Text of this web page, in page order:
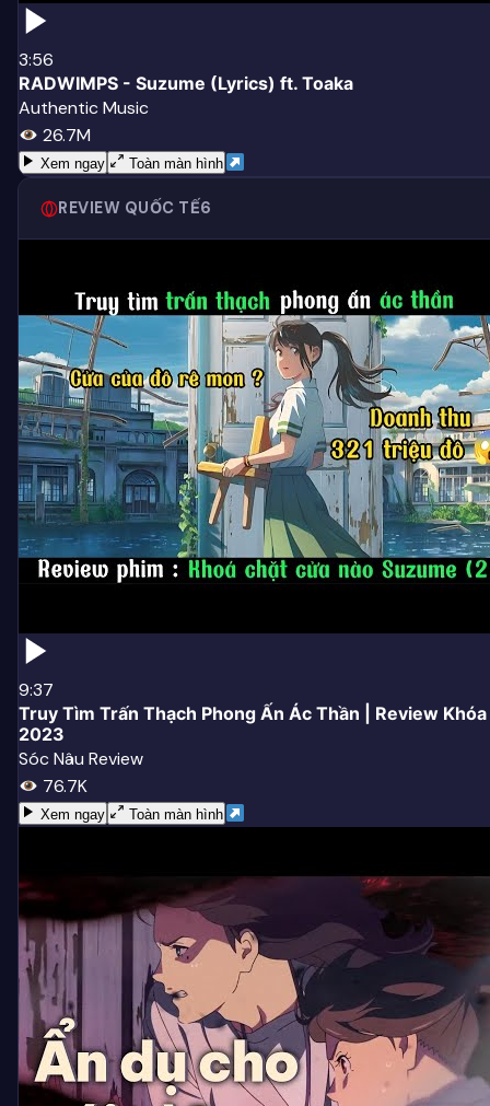
3:56
RADWIMPS - Suzume (Lyrics) ft. Toaka
Authentic Music
26.7M
Xem ngay Toàn màn hình
REVIEW QUỐC TẾ6
9:37
Truy Tìm Trấn Thạch Phong Ấn Ác Thần | Review
2023
Sóc Nâu Review
76.7K
Xem ngay Toàn màn hình